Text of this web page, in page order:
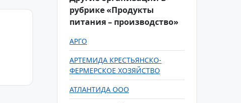
рубрике «Продукты
питания – производство»
АРГО
АРТЕМИДА КРЕСТЬЯНСКО-
ФЕРМЕРСКОЕ ХОЗЯЙСТВО
АТЛАНТИДА ООО